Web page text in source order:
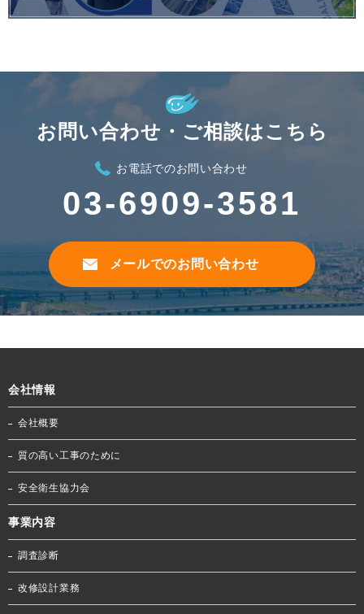
お問い合わせ・ご相談はこちら
お電話でのお問い合わせ
03-6909-3581
メールでのお問い合わせ
会社情報
会社概要
質の高い工事のために
安全衛生協力会
事業内容
調査診断
改修設計業務